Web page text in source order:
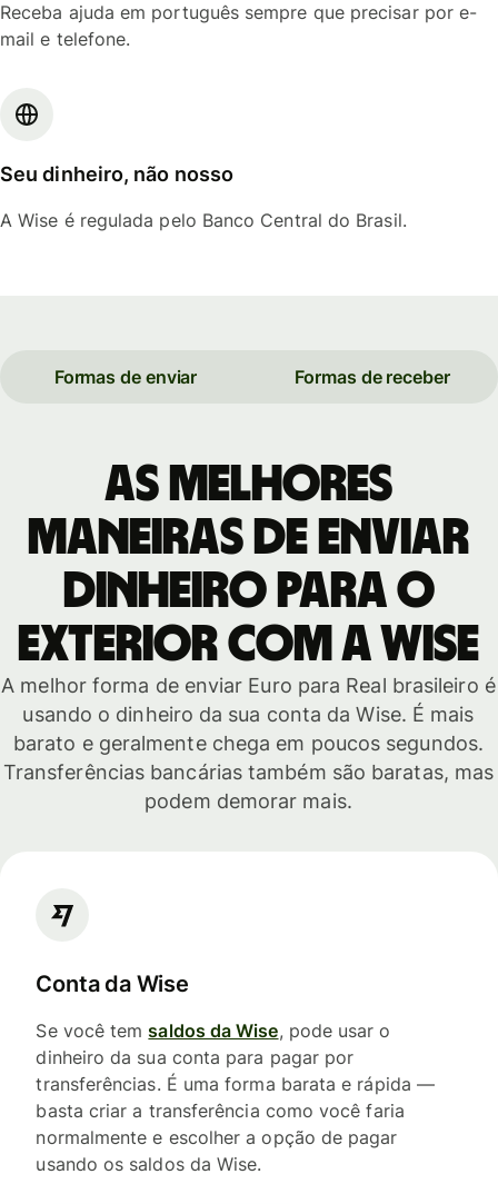
Receba ajuda em português sempre que precisar por e-
mail e telefone.
Seu dinheiro, não nosso
A Wise é regulada pelo Banco Central do Brasil.
Formas de enviar Formas de receber
As melhores
maneiras de enviar
dinheiro para o
exterior com a Wise
A melhor forma de enviar Euro para Real brasileiro é
usando o dinheiro da sua conta da Wise. É mais
barato e geralmente chega em poucos segundos.
Transferências bancárias também são baratas, mas
podem demorar mais.
Conta da Wise
Se você temsaldos da Wise, pode usar o
dinheiro da sua conta para pagar por
transferências. É uma forma barata e rápida —
basta criar a transferência como você faria
normalmente e escolher a opção de pagar
usando os saldos da Wise.